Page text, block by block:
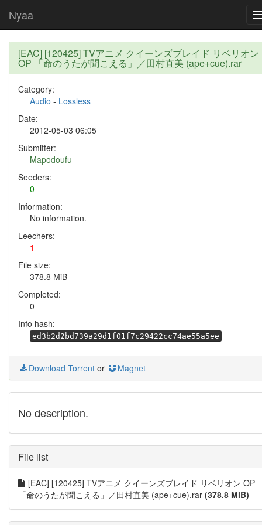
Nyaa
[EAC] [120425] TVアニメ クイーンズブレイド リベリオン
OP 「命のうたが聞こえる」／田村直美 (ape+cue).rar
Category:
Audio - Lossless
Date:
2012-05-03 06:05
Submitter:
Mapodoufu
Seeders:
0
Information:
No information.
Leechers:
1
File size:
378.8 MiB
Completed:
0
Info hash:
ed3b2d2bd739a29d1f01f7c29422cc74ae55a5ee
Download Torrent or Magnet
No description.
File list
[EAC] [120425] TVアニメ クイーンズブレイド リベリオン OP
「命のうたが聞こえる」／田村直美 (ape+cue).rar (378.8 MiB)